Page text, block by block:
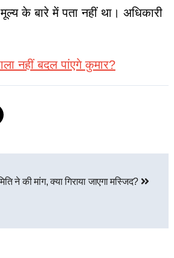
के बारे में पता नहीं था। अधिकारी
नहीं बदल पांएगे कुमार?
ने की मांग, क्या गिराया जाएगा मस्जिद?